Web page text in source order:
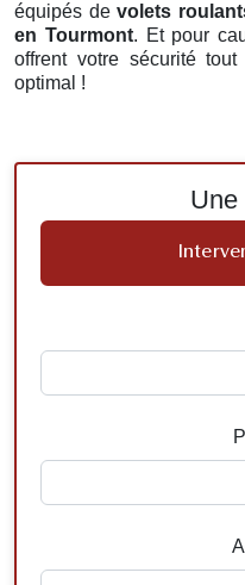
équipés devolets
en Tourmont. Et pour
offrent votre sécurité
optimal !
Une